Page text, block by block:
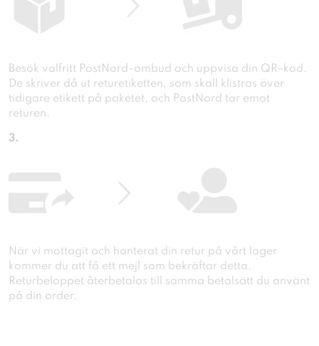
Besök valfritt PostNord-ombud och uppvisa din QR-kod.
De skriver då ut returetiketten, som skall klistras över
tidigare etikett på paketet, och PostNord tar emot
returen.
3.
När vi mottagit och hanterat din retur på vårt lager
kommer du att få ett mejl som bekräftar detta.
Returbeloppet återbetalas till samma betalsätt du använt
på din order.